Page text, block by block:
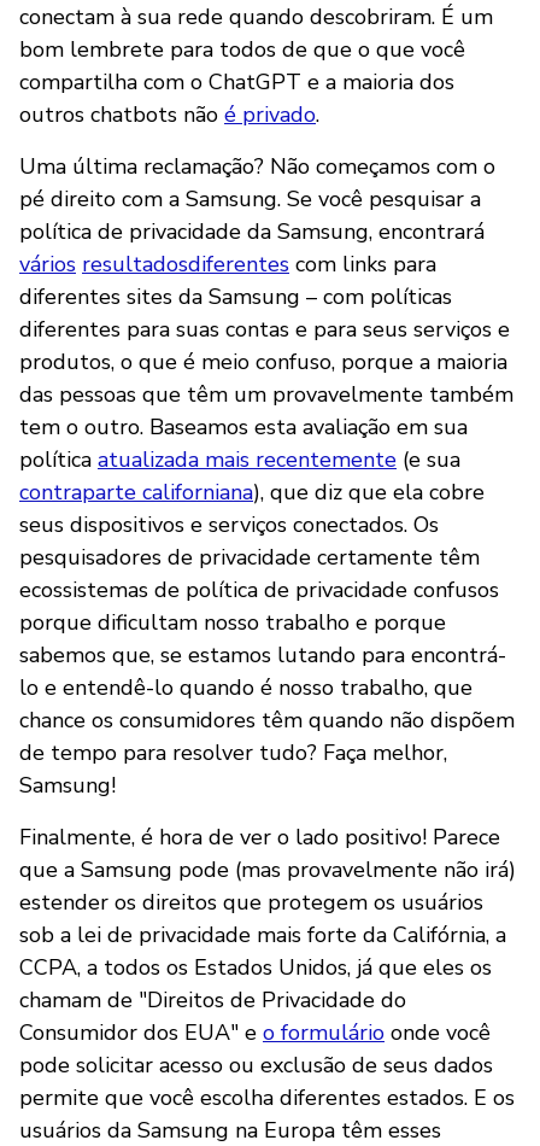
conectam à sua rede quando descobriram. É um
bom lembrete para todos de que o que você
compartilha com o ChatGPT e a maioria dos
outros chatbots não é privado.
Uma última reclamação? Não começamos com o
pé direito com a Samsung. Se você pesquisar a
política de privacidade da Samsung, encontrará
vários resultadosdiferentes com links para
diferentes sites da Samsung – com políticas
diferentes para suas contas e para seus serviços e
produtos, o que é meio confuso, porque a maioria
das pessoas que têm um provavelmente também
tem o outro. Baseamos esta avaliação em sua
política atualizada mais recentemente (e sua
contraparte californiana), que diz que ela cobre
seus dispositivos e serviços conectados. Os
pesquisadores de privacidade certamente têm
ecossistemas de política de privacidade confusos
porque dificultam nosso trabalho e porque
sabemos que, se estamos lutando para encontrá-
lo e entendê-lo quando é nosso trabalho, que
chance os consumidores têm quando não dispõem
de tempo para resolver tudo? Faça melhor,
Samsung!
Finalmente, é hora de ver o lado positivo! Parece
que a Samsung pode (mas provavelmente não irá)
estender os direitos que protegem os usuários
sob a lei de privacidade mais forte da Califórnia, a
CCPA, a todos os Estados Unidos, já que eles os
chamam de "Direitos de Privacidade do
Consumidor dos EUA" e o formulário onde você
pode solicitar acesso ou exclusão de seus dados
permite que você escolha diferentes estados. E os
usuários da Samsung na Europa têm esses